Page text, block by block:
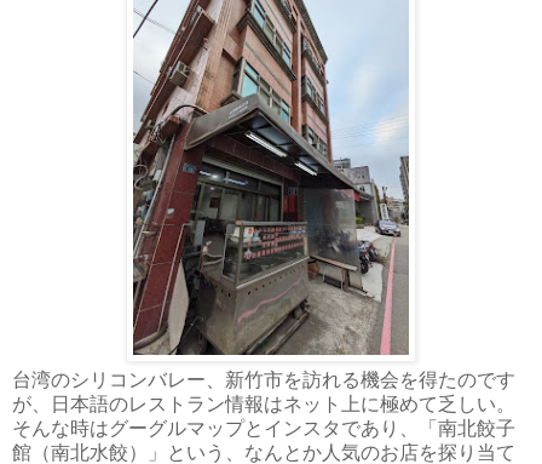
台湾のシリコンバレー、新竹市を訪れる機会を得たのです
が、日本語のレストラン情報はネット上に極めて乏しい。
そんな時はグーグルマップとインスタであり、「南北餃子
館（南北水餃）」という、なんとか人気のお店を探り当て